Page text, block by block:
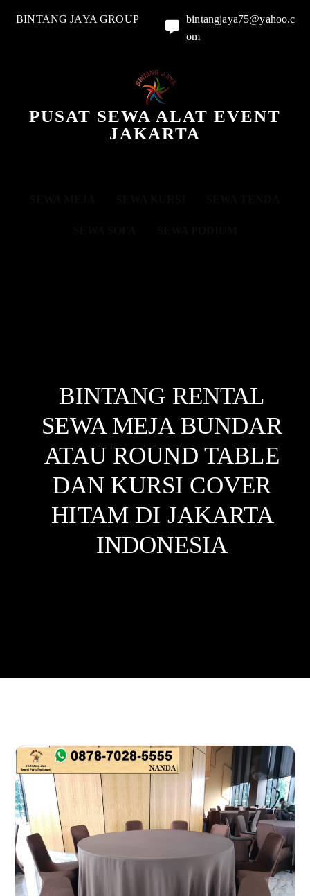
BINTANG JAYA GROUP
bintangjaya75@yahoo.c
om
PUSAT SEWA ALAT EVENT
JAKARTA
BINTANG RENTAL
SEWA MEJA BUNDAR
ATAU ROUND TABLE
DAN KURSI COVER
HITAM DI JAKARTA
INDONESIA